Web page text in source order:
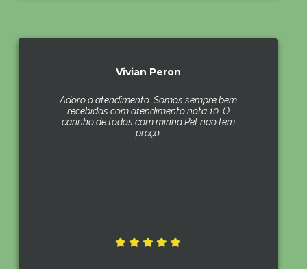
Vivian Peron
Adoro o atendimento .Somos sempre bem
recebidas com atendimento nota 10. O
carinho de todos com minha Pet não tem
preço.